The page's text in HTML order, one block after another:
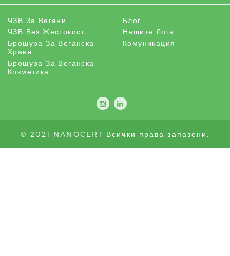
ЧЗВ За Вегани.
ЧЗВ Без Жестокост.
Брошура За Веганска
Храна
Брошура За Веганска
Козметика
Блог
Нашите Лога
Комуникация
© 2021 NANOCERT Всички права запазени.